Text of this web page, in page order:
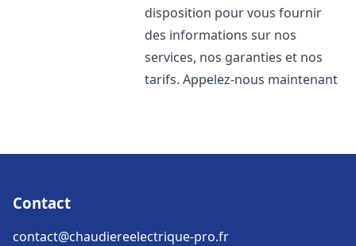
disposition pour vous fournir
des informations sur nos
services, nos garanties et nos
tarifs. Appelez-nous maintenant
Contact
contact@chaudiereelectrique-pro.fr